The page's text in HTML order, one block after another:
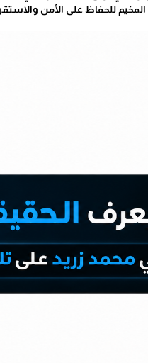
للحفاظ على الأمن